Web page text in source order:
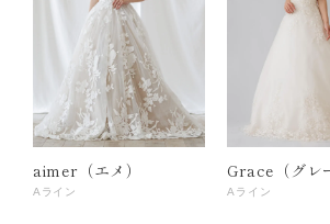
aimer（エメ）
Aライン
Grace（グレ
Aライン